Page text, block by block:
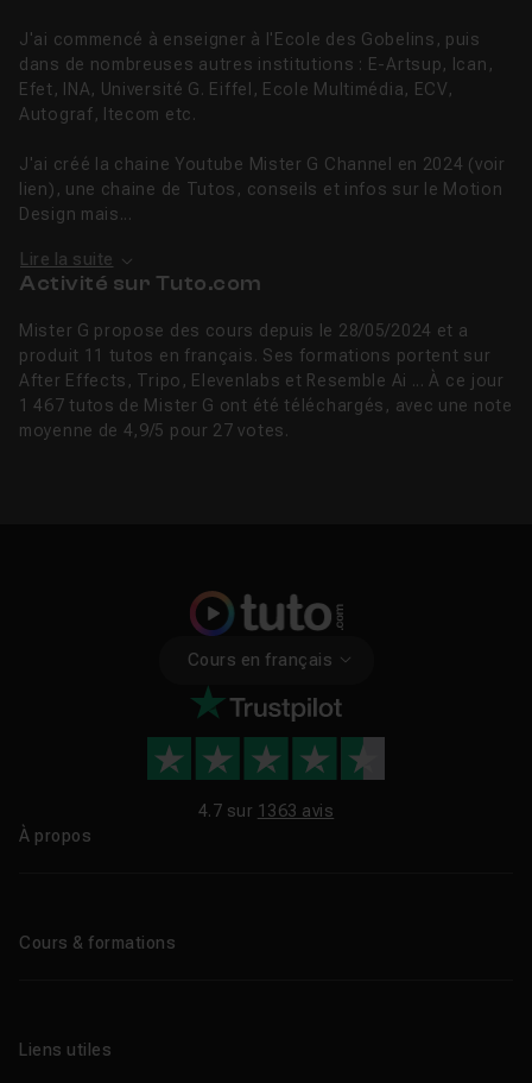
J'ai commencé à enseigner à l'Ecole des Gobelins, puis
dans de nombreuses autres institutions : E-Artsup, Ican,
Efet, INA, Université G. Eiffel, Ecole Multimédia, ECV,
Autograf, Itecom etc.
J'ai créé la chaine Youtube Mister G Channel en 2024 (voir
lien), une chaine de Tutos, conseils et infos sur le Motion
Design mais...
Lire la suite
Activité sur Tuto.com
Mister G propose des cours depuis le 28/05/2024 et a
produit 11 tutos en français. Ses formations portent sur
After Effects, Tripo, Elevenlabs et Resemble Ai ... À ce jour
1 467 tutos de Mister G ont été téléchargés, avec une note
moyenne de 4,9/5 pour 27 votes.
Cours en français
4.7 sur 1363 avis
À propos
Cours & formations
Formations certifiantes
Liens utiles